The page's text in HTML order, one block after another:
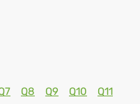
Q8 Q9 Q10
Q11